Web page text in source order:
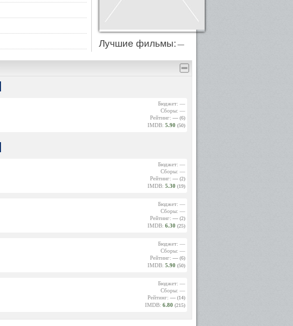
Лучшие фильмы: —
Бюджет: —
Сборы: —
Рейтинг: — (6)
IMDB: 5.90 (50)
Бюджет: —
Сборы: —
Рейтинг: — (2)
IMDB: 5.30 (19)
Бюджет: —
Сборы: —
Рейтинг: — (2)
IMDB: 6.30 (25)
Бюджет: —
Сборы: —
Рейтинг: — (6)
IMDB: 5.90 (50)
Бюджет: —
Сборы: —
Рейтинг: — (14)
IMDB: 6.80 (215)